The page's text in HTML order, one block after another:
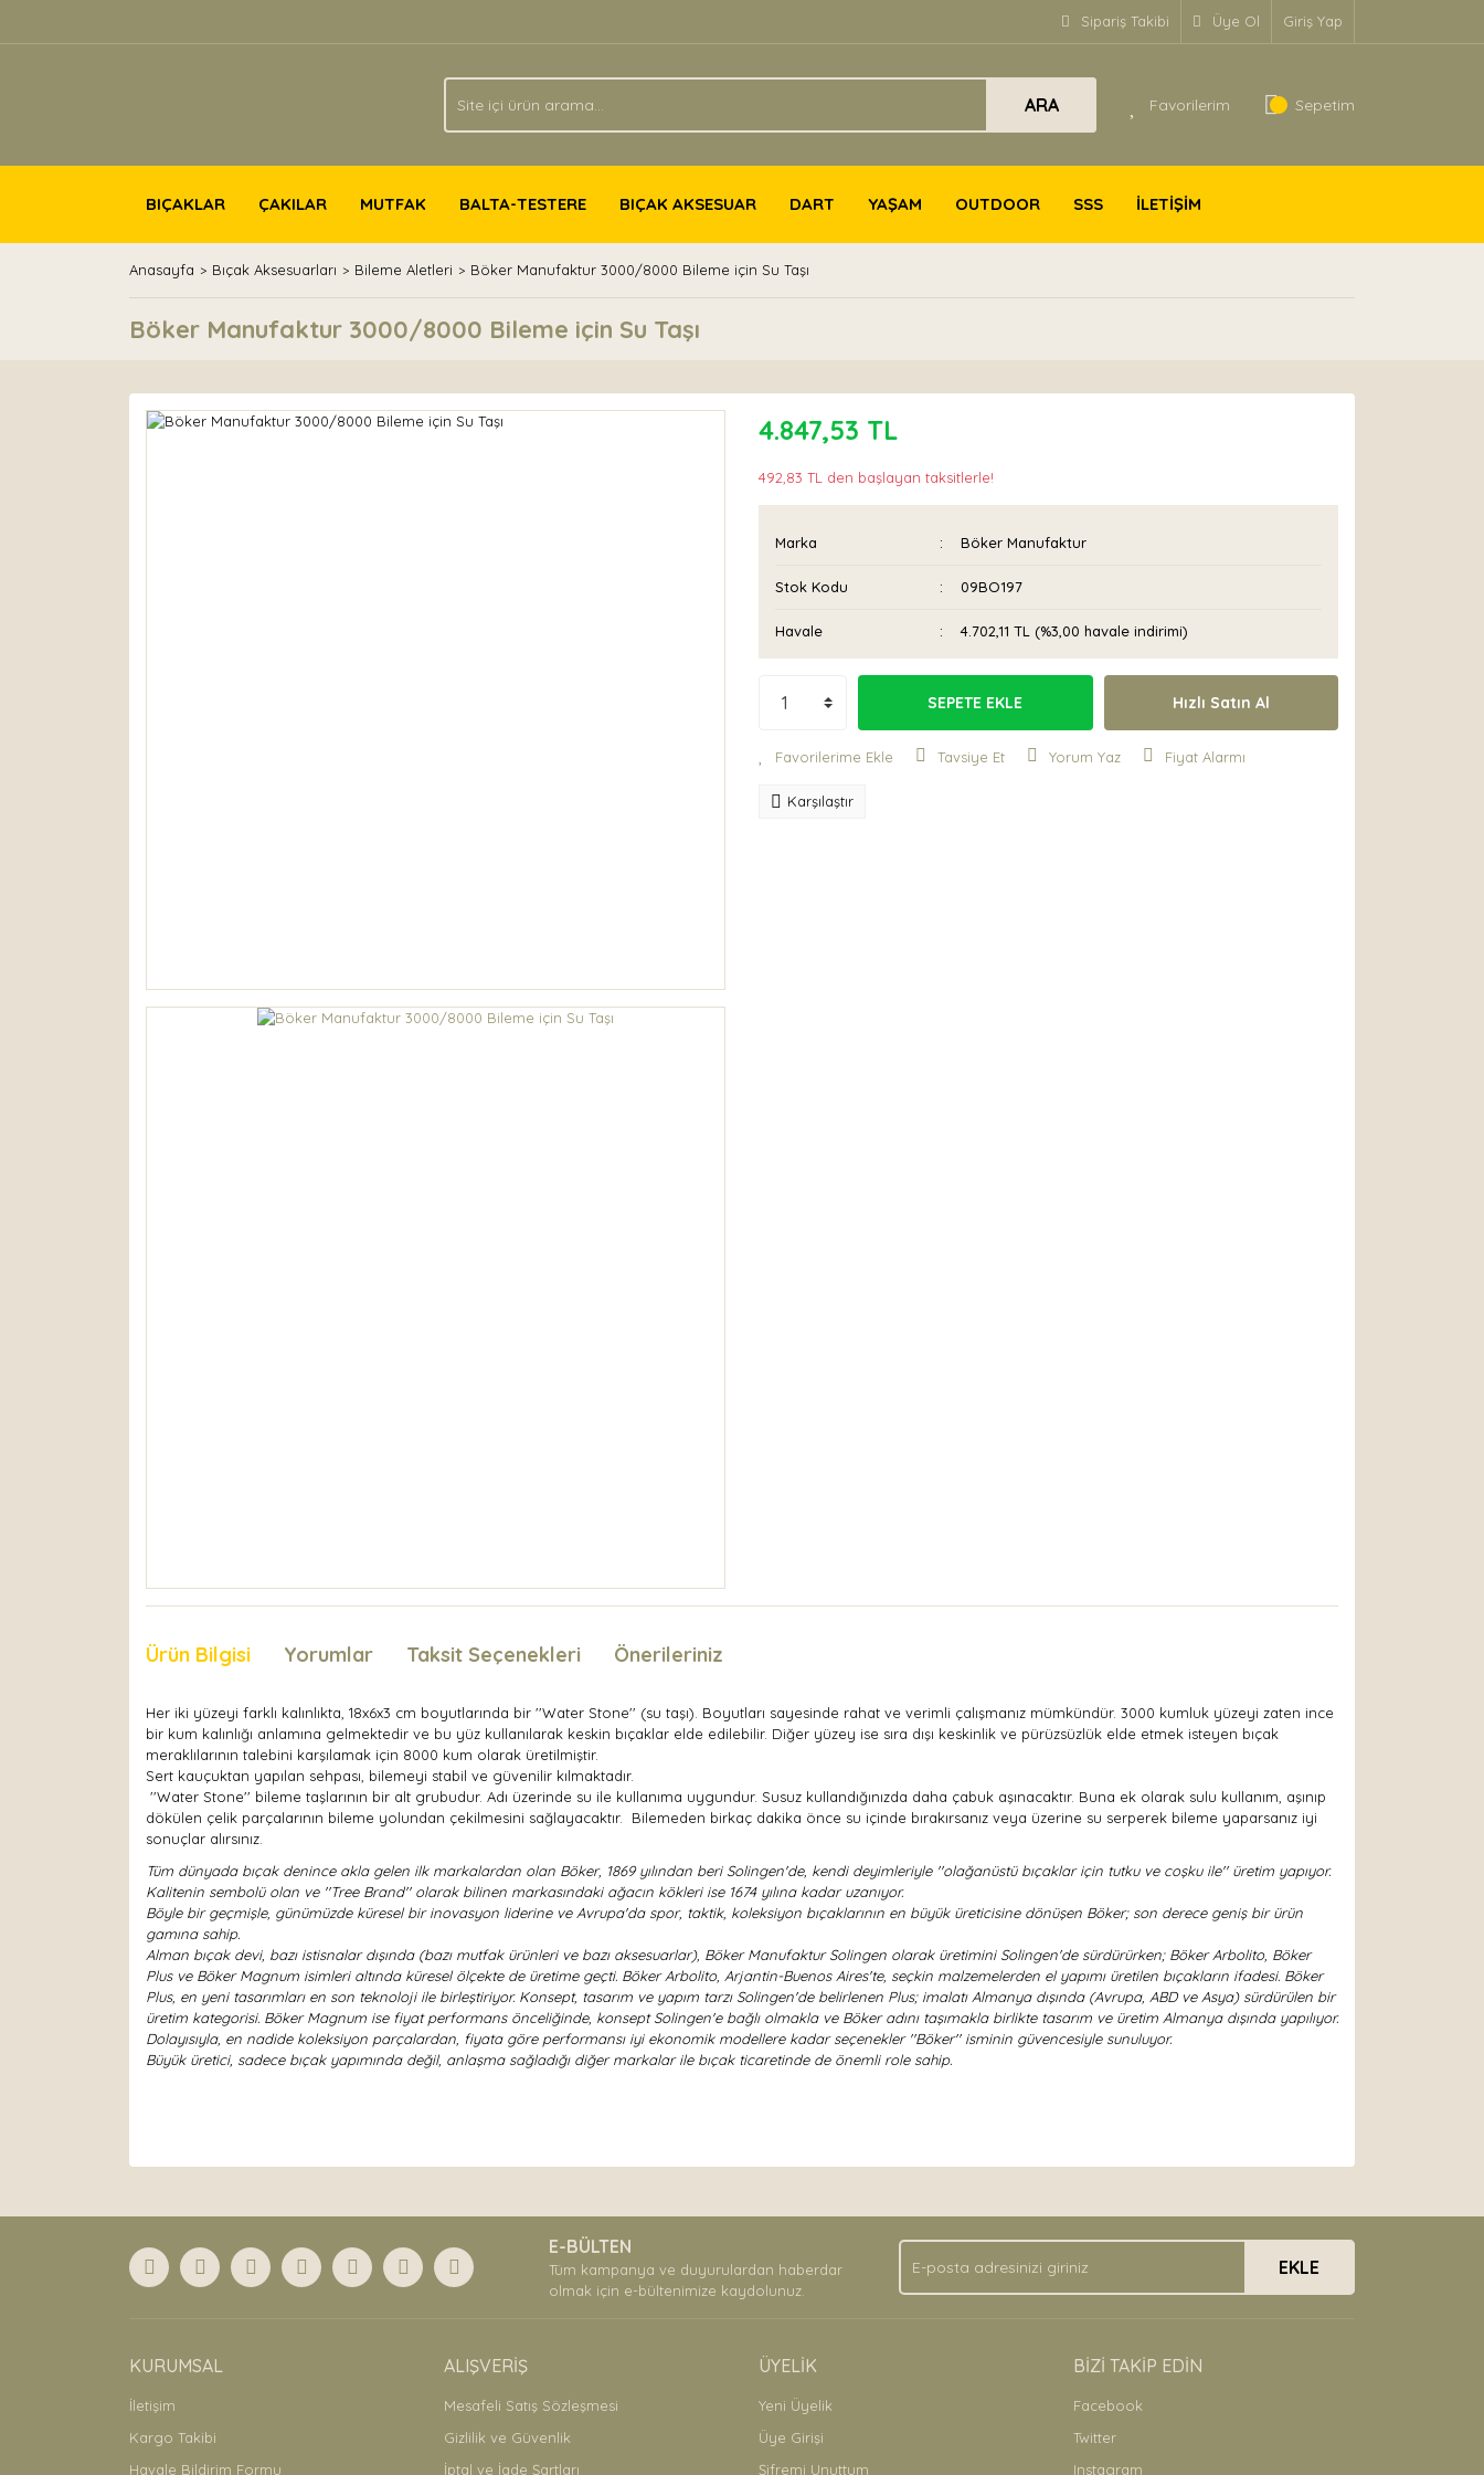
Sipariş Takibi Üye Ol Giriş Yap
ARA Favorilerim Sepetim
BIÇAKLAR ÇAKILAR MUTFAK BALTA-TESTERE BIÇAK AKSESUAR DART YAŞAM OUTDOOR SSS İLETİŞİM
Anasayfa Bıçak Aksesuarları Bileme Aletleri Böker Manufaktur 3000/8000 Bileme için Su Taşı
Böker Manufaktur 3000/8000 Bileme için Su Taşı
4.847,53 TL
492,83 TL den başlayan taksitlerle!
Marka Böker Manufaktur
Stok Kodu 09BO197
Havale 4.702,11 TL (%3,00 havale indirimi)
SEPETE EKLE Hızlı Satın Al
Tavsiye Et Yorum Yaz Fiyat Alarmı
Karşılaştır
Ürün Bilgisi Yorumlar Taksit Seçenekleri Önerileriniz
Her iki yüzeyi farklı kalınlıkta, 18x6x3 cm boyutlarında bir ''Water Stone'' (su taşı). Boyutları sayesinde rahat ve verimli çalışmanız mümkündür. 3000 kumluk yüzeyi zaten ince
bir kum kalınlığı anlamına gelmektedir ve bu yüz kullanılarak keskin bıçaklar elde edilebilir. Diğer yüzey ise sıra dışı keskinlik ve pürüzsüzlük elde etmek isteyen bıçak
meraklılarının talebini karşılamak için 8000 kum olarak üretilmiştir.
Sert kauçuktan yapılan sehpası, bilemeyi stabil ve güvenilir kılmaktadır.
''Water Stone'' bileme taşlarının bir alt grubudur. Adı üzerinde su ile kullanıma uygundur. Susuz kullandığınızda daha çabuk aşınacaktır. Buna ek olarak sulu kullanım, aşınıp
dökülen çelik parçalarının bileme yolundan çekilmesini sağlayacaktır. Bilemeden birkaç dakika önce su içinde bırakırsanız veya üzerine su serperek bileme yaparsanız iyi
sonuçlar alırsınız.
Tüm dünyada bıçak denince akla gelen ilk markalardan olan Böker, 1869 yılından beri Solingen'de, kendi deyimleriyle ''olağanüstü bıçaklar için tutku ve coşku ile'' üretim yapıyor.
Kalitenin sembolü olan ve ''Tree Brand'' olarak bilinen markasındaki ağacın kökleri ise 1674 yılına kadar uzanıyor.
Böyle bir geçmişle, günümüzde küresel bir inovasyon liderine ve Avrupa'da spor, taktik, koleksiyon bıçaklarının en büyük üreticisine dönüşen Böker; son derece geniş bir ürün
gamına sahip.
Alman bıçak devi, bazı istisnalar dışında (bazı mutfak ürünleri ve bazı aksesuarlar), Böker Manufaktur Solingen olarak üretimini Solingen'de sürdürürken; Böker Arbolito, Böker
Plus ve Böker Magnum isimleri altında küresel ölçekte de üretime geçti. Böker Arbolito, Arjantin-Buenos Aires'te, seçkin malzemelerden el yapımı üretilen bıçakların ifadesi. Böker
Plus, en yeni tasarımları en son teknoloji ile birleştiriyor. Konsept, tasarım ve yapım tarzı Solingen'de belirlenen Plus; imalatı Almanya dışında (Avrupa, ABD ve Asya) sürdürülen bir
üretim kategorisi. Böker Magnum ise fiyat performans önceliğinde, konsept Solingen'e bağlı olmakla ve Böker adını taşımakla birlikte tasarım ve üretim Almanya dışında yapılıyor.
Dolayısıyla, en nadide koleksiyon parçalardan, fiyata göre performansı iyi ekonomik modellere kadar seçenekler ''Böker'' isminin güvencesiyle sunuluyor.
Büyük üretici, sadece bıçak yapımında değil, anlaşma sağladığı diğer markalar ile bıçak ticaretinde de önemli role sahip.
Ürün açıklamasında eksik bilgiler bulunuyor.
Bu ürüne benzer farklı alternatifler olmalı.
Gönder
E-BÜLTEN
Tüm kampanya ve duyurulardan haberdar
olmak için e-bültenimize kaydolunuz.
EKLE
KURUMSAL
İletişim
Kargo Takibi
Havale Bildirim Formu
ALIŞVERİŞ
Mesafeli Satış Sözleşmesi
Gizlilik ve Güvenlik
İptal ve İade Şartları
ÜYELİK
Yeni Üyelik
Üye Girişi
Şifremi Unuttum
BİZİ TAKİP EDİN
Facebook
Twitter
Instagram